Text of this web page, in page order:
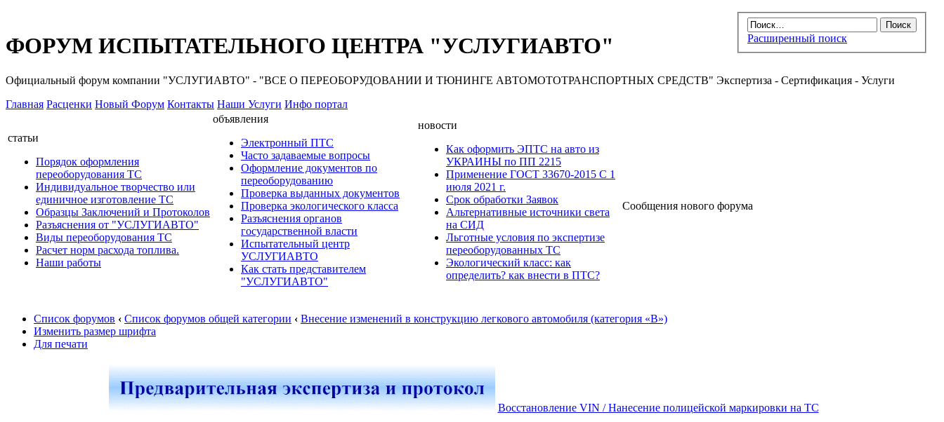
Расширенный поиск
ФОРУМ ИСПЫТАТЕЛЬНОГО ЦЕНТРА "УСЛУГИАВТО"
Официальный форум компании "УСЛУГИАВТО" - "ВСЕ О ПЕРЕОБОРУДОВАНИИ И ТЮНИНГЕ АВТОМОТОТРАНСПОРТНЫХ СРЕДСТВ" Экспертиза - Сертификация - Услуги
Главная Расценки Новый Форум Контакты Наши Услуги Инфо портал
статьи
Порядок оформления
переоборудования ТС
Индивидуальное творчество или
единичное изготовление ТС
Образцы Заключений и Протоколов
Разъяснения от "УСЛУГИАВТО"
Виды переоборудования ТС
Расчет норм расхода топлива.
Наши работы
объявления
Электронный ПТС
Часто задаваемые вопросы
Оформление документов по
переоборудованию
Проверка выданных документов
Проверка экологического класса
Разъяснения органов
государственной власти
Испытательный центр
УСЛУГИАВТО
Как стать представителем
"УСЛУГИАВТО"
новости
Как оформить ЭПТС на авто из
УКРАИНЫ по ПП 2215
Применение ГОСТ 33670-2015 С 1
июля 2021 г.
Срок обработки Заявок
Альтернативные источники света
на СИД
Льготные условия по экспертизе
переоборудованных ТС
Экологический класс: как
определить? как внести в ПТС?
Сообщения нового форума
Список форумов ‹ Список форумов общей категории ‹ Внесение изменений в конструкцию легкового автомобиля (категория «В»)
Изменить размер шрифта
Для печати
Восстановление VIN / Нанесение полицейской маркировки на ТС